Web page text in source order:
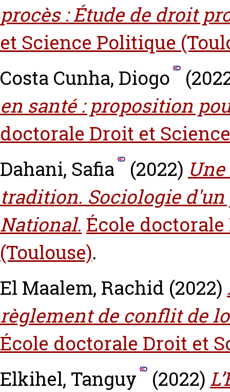
procès : Étude de droit
et Science Politique
Costa Cunha, Diogo
en santé : proposition
doctorale Droit et
Dahani, Safia
(2022)
tradition‎. Sociologie
National. École
(Toulouse).
El Maalem, Rachid (2022)
règlement de conflit de
École doctorale Droit et
Elkihel, Tanguy
(2022)